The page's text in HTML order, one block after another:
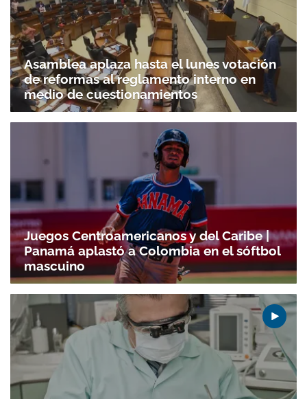
Asamblea aplaza hasta el lunes votación
de reformas al reglamento interno en
medio de cuestionamientos
Juegos Centroamericanos y del Caribe |
Panamá aplastó a Colombia en el sóftbol
mascuino